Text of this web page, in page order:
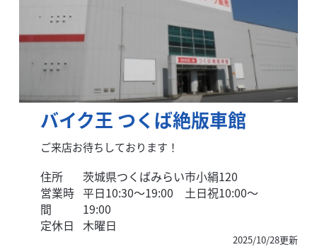
バイク王 つくば絶版車館
ご来店お待ちしております！
住所
茨城県つくばみらい市小絹120
営業時
間
平日10:30～19:00 土日祝10:00～
19:00
定休日 木曜日
2025/10/28更新